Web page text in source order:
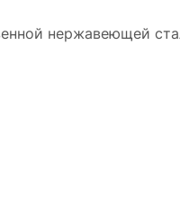
нержавеющей